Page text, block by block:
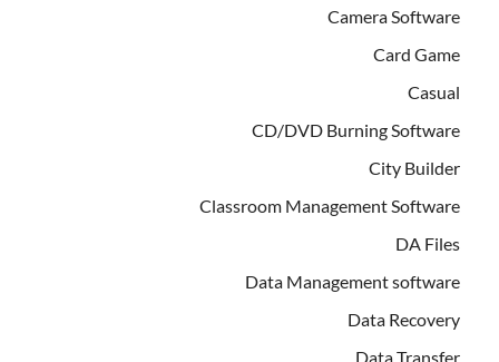
Camera Software
Card Game
Casual
CD/DVD Burning Software
City Builder
Classroom Management Software
DA Files
Data Management software
Data Recovery
Data Transfer